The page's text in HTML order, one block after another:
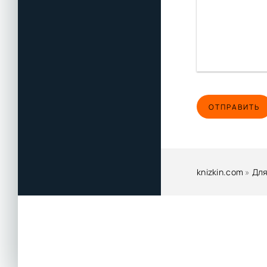
ОТПРАВИТЬ
knizkin.com »